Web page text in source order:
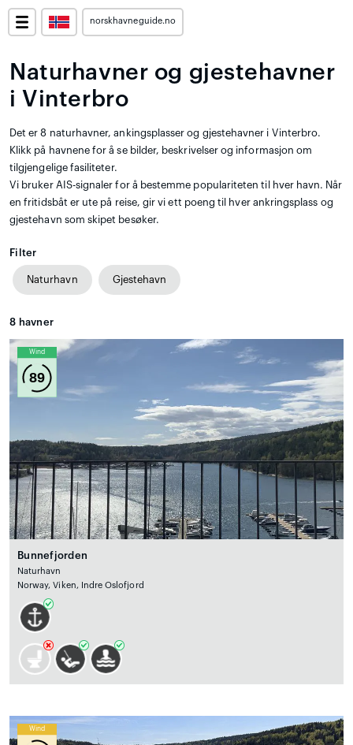
norskhavneguide.no
Naturhavner og gjestehavner
i Vinterbro
Det er 8 naturhavner, ankingsplasser og gjestehavner i Vinterbro.
Klikk på havnene for å se bilder, beskrivelser og informasjon om
tilgjengelige fasiliteter.
Vi bruker AIS-signaler for å bestemme populariteten til hver havn. Når
en fritidsbåt er ute på reise, gir vi ett poeng til hver ankringsplass og
gjestehavn som skipet besøker.
Filter
Naturhavn Gjestehavn
8 havner
Wind
89
Bunnefjorden
Naturhavn
Norway, Viken, Indre Oslofjord
Wind